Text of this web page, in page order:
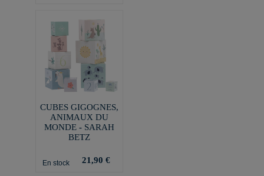
CUBES GIGOGNES,
ANIMAUX DU
MONDE - SARAH
BETZ
En stock 21,90 €